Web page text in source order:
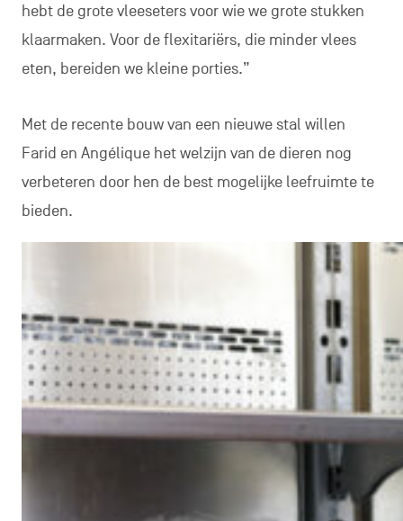
hebt de grote vleeseters voor wie we grote stukken
klaarmaken. Voor de flexitariërs, die minder vlees
eten, bereiden we kleine porties.”
Met de recente bouw van een nieuwe stal willen
Farid en Angélique het welzijn van de dieren nog
verbeteren door hen de best mogelijke leefruimte te
bieden.